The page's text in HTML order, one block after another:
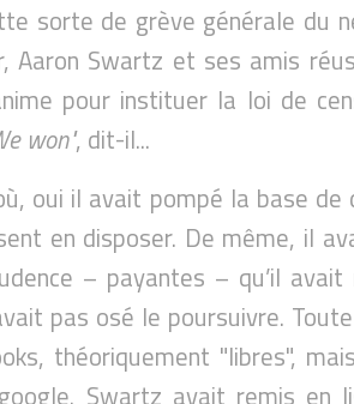
sorte de grève générale du
Aaron Swartz et ses amis
pour instituer la loi de
won", dit-il...
oui il avait pompé la base de
en disposer. De même, il
– payantes – qu’il
pas osé le poursuivre.
théoriquement "libres",
Swartz avait remis en